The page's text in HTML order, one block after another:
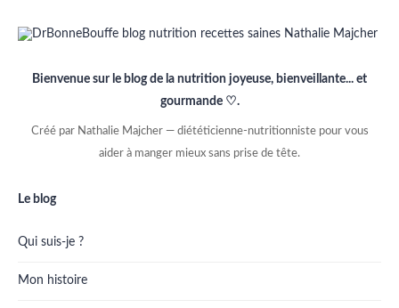
Bienvenue sur le blog de la nutrition joyeuse, bienveillante... et
gourmande ♡.
Créé par Nathalie Majcher — diététicienne-nutritionniste pour vous
aider à manger mieux sans prise de tête.
Le blog
Qui suis-je ?
Mon histoire